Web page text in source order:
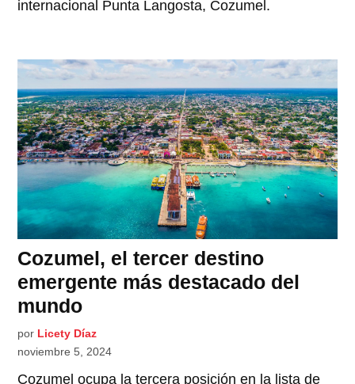
internacional Punta Langosta, Cozumel.
Cozumel, el tercer destino
emergente más destacado del
mundo
por Licety Díaz
noviembre 5, 2024
Cozumel ocupa la tercera posición en la lista de